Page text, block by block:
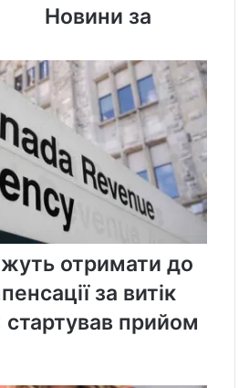
Новини за
отримати до
за витік
стартував прийом